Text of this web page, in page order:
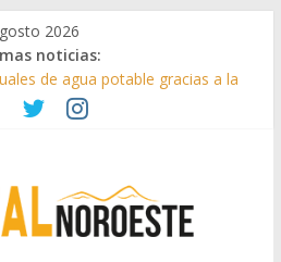
2026
noticias:
de agua potable gracias a la
II
la historia taurina de Casavieja
llega al ecuador de su VII